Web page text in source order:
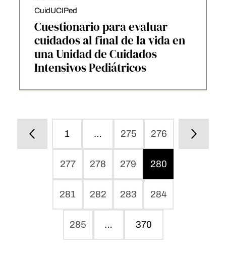
CuidUCIPed
Cuestionario para evaluar
cuidados al final de la vida en
una Unidad de Cuidados
Intensivos Pediátricos
1 … 275 276
277 278 279 280
281 282 283 284
285 … 370